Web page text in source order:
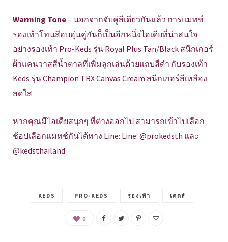
Warming Tone– นอกจากจับคู่สีเดียวกันแล้ว การแมทช์
รองเท้าโทนสีอบอุ่นคู่กันก็เป็นอีกหนึ่งไอเดียที่น่าสนใจ
อย่างรองเท้า Pro-Keds รุ่น Royal Plus Tan/Black สนีกเกอร์
ผ้าแคนวาสสีน้ำตาลที่เพิ่มลูกเล่นด้วยแถบสีดำ กับรองเท้า
Keds รุ่น Champion TRX Canvas Cream สนีกเกอร์สีเหลือง
สดใส
หากคุณมีไอเดียสนุกๆ ที่ต่างออกไป สามารถเข้าไปเลือก
ช้อปเลือกแมทช์กันได้ทาง Line: Line: @prokedsth และ
@kedsthailand
KEDS PRO-KEDS รองเท้า เคดส์
0